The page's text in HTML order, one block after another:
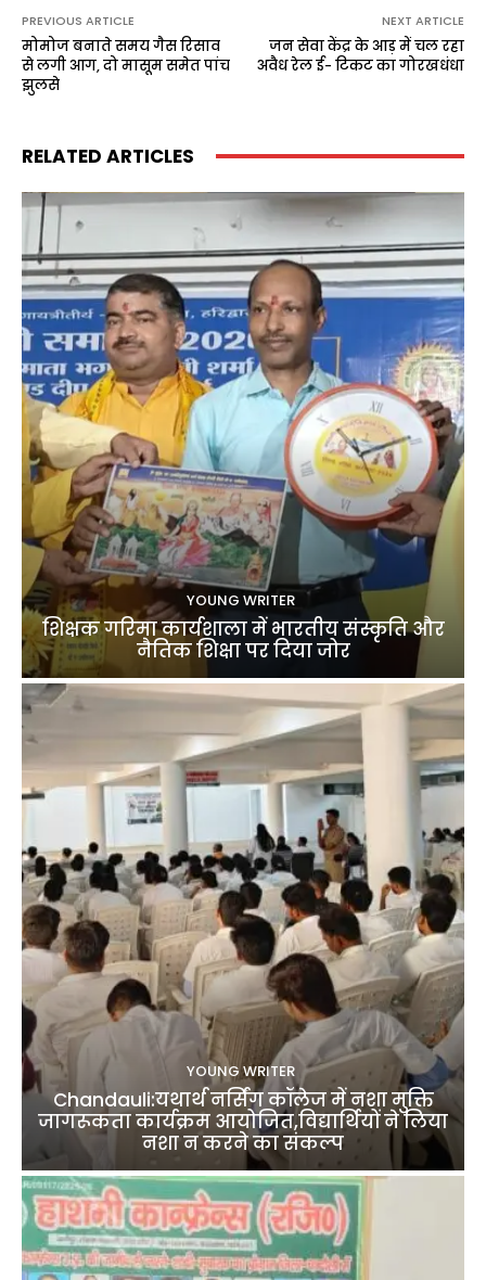
PREVIOUS ARTICLE
मोमोज बनाते समय गैस रिसाव
से लगी आग, दो मासूम समेत पांच
झुलसे
NEXT ARTICLE
जन सेवा केंद्र के आड़ में चल रहा
अवैध रेल ई- टिकट का गोरखधंधा
RELATED ARTICLES
YOUNG WRITER
शिक्षक गरिमा कार्यशाला में भारतीय संस्कृति और
नैतिक शिक्षा पर दिया जोर
YOUNG WRITER
Chandauli:यथार्थ नर्सिंग कॉलेज में नशा मुक्ति
जागरूकता कार्यक्रम आयोजित,विद्यार्थियों ने लिया
नशा न करने का संकल्प